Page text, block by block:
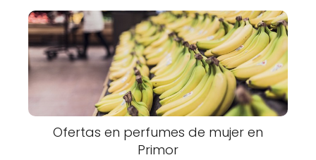
Ofertas en perfumes de mujer en
Primor